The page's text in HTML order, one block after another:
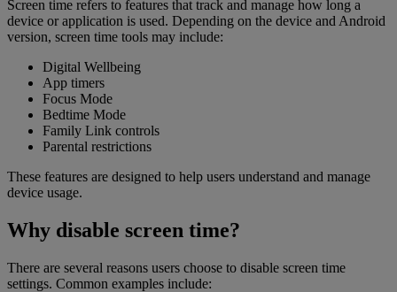
Screen time refers to features that track and manage how long a
device or application is used. Depending on the device and Android
version, screen time tools may include:
Digital Wellbeing
App timers
Focus Mode
Bedtime Mode
Family Link controls
Parental restrictions
These features are designed to help users understand and manage
device usage.
Why disable screen time?
There are several reasons users choose to disable screen time
settings. Common examples include: